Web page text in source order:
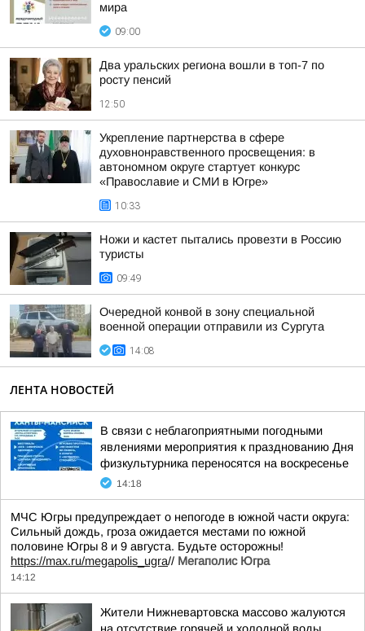
мира
09:00
Два уральских региона вошли в топ-7 по
росту пенсий
12:50
Укрепление партнерства в сфере
духовнонравственного просвещения: в
автономном округе стартует конкурс
«Православие и СМИ в Югре»
10:33
Ножи и кастет пытались провезти в Россию
туристы
09:49
Очередной конвой в зону специальной
военной операции отправили из Сургута
14:08
ЛЕНТА НОВОСТЕЙ
В связи с неблагоприятными погодными
явлениями мероприятия к празднованию Дня
физкультурника переносятся на воскресенье
14:18
МЧС Югры предупреждает о непогоде в южной части округа:
Сильный дождь, гроза ожидается местами по южной
половине Югры 8 и 9 августа. Будьте осторожны!
https://max.ru/megapolis_ugra// Мегаполис Югра
14:12
Жители Нижневартовска массово жалуются